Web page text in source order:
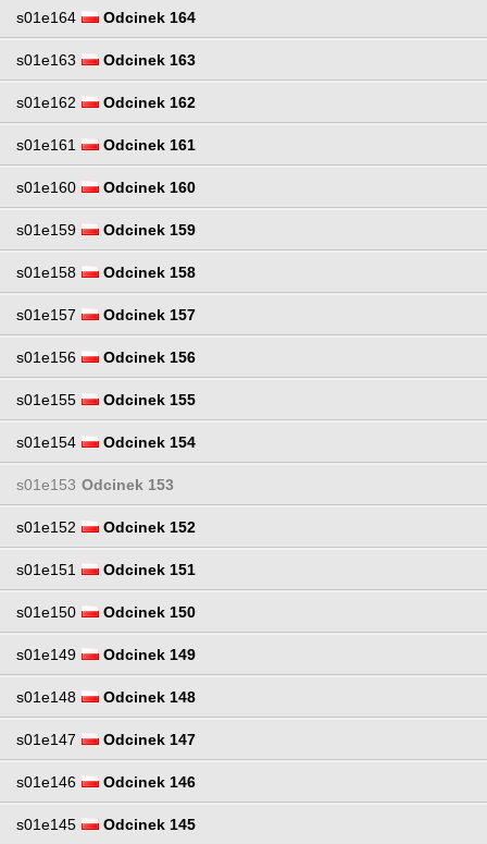
s01e164 Odcinek 164
s01e163 Odcinek 163
s01e162 Odcinek 162
s01e161 Odcinek 161
s01e160 Odcinek 160
s01e159 Odcinek 159
s01e158 Odcinek 158
s01e157 Odcinek 157
s01e156 Odcinek 156
s01e155 Odcinek 155
s01e154 Odcinek 154
s01e153 Odcinek 153
s01e152 Odcinek 152
s01e151 Odcinek 151
s01e150 Odcinek 150
s01e149 Odcinek 149
s01e148 Odcinek 148
s01e147 Odcinek 147
s01e146 Odcinek 146
s01e145 Odcinek 145